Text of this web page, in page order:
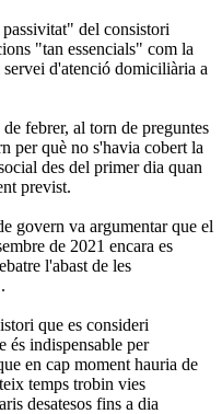
del consistori
"tan essencials" com la
d'atenció domiciliària a
febrer, al torn de preguntes
per què no s'havia cobert la
des del primer dia quan
previst.
govern va argumentar que el
de 2021 encara es
l'abast de les
que es consideri
és indispensable per
en cap moment hauria de
temps trobin vies
desatesos fins a dia